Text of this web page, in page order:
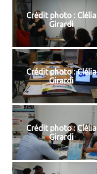
Crédit photo : Clélia
Girardi
Crédit photo : Clélia
Girardi
Crédit photo : Clélia
Girardi